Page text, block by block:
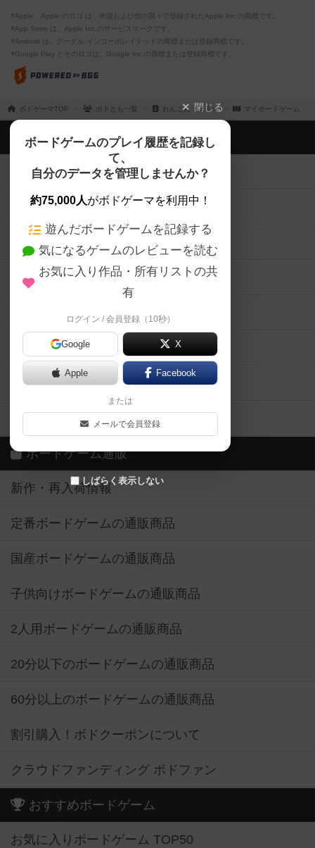
※Apple、Apple のロゴ は、米国および他の国々で登録されたApple Inc.の商標です。
※App Store は、Apple Inc.のサービスマークです。
※Android は、グーグル インコーポレイテッドの商標または登録商標です。
※Google Play とそのロゴは、Google Inc.の商標または登録商標です。
ボドゲーマTOP ボドとも一覧 れんこん（はる） マイボードゲーム
閉じる
ボードゲームのプレイ履歴を記録し
て、
自分のデータを管理しませんか？
約75,000人がボドゲーマを利用中！
遊んだボードゲームを記録する
気になるゲームのレビューを読む
お気に入り作品・所有リストの共
有
ログイン / 会員登録（10秒）
Google X
Apple Facebook
または
メールで会員登録
しばらく表示しない
ボドゲーマTOP
ボードゲームを検索する
ボードゲームの新着レビュー
ボードゲーム会情報
メカニクス特集
掲示板・トピックス
ボドとも・会員一覧
ボードゲーム業界コラム
ボドゲーマご利用案内
ボードゲーム通販
新作・再入荷情報
定番ボードゲームの通販商品
国産ボードゲームの通販商品
子供向けボードゲームの通販商品
2人用ボードゲームの通販商品
20分以下のボードゲームの通販商品
60分以上のボードゲームの通販商品
割引購入！ボドクーポンについて
クラウドファンディング ボドファン
おすすめボードゲーム
お気に入りボードゲーム TOP50